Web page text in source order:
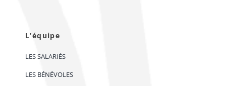
L’équipe
LES SALARIÉS
LES BÉNÉVOLES